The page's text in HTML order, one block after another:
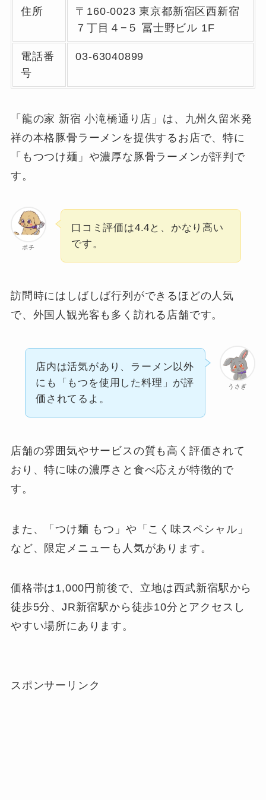
住所
〒160-0023 東京都新宿区西新宿
７丁目４−５ 冨士野ビル 1F
電話番
号
03-63040899
「龍の家 新宿 小滝橋通り店」は、九州久留米発
祥の本格豚骨ラーメンを提供するお店で、特に
「もつつけ麺」や濃厚な豚骨ラーメンが評判で
す。
ポチ
口コミ評価は4.4と、かなり高い
です。
訪問時にはしばしば行列ができるほどの人気
で、外国人観光客も多く訪れる店舗です。
うさぎ
店内は活気があり、ラーメン以外
にも「もつを使用した料理」が評
価されてるよ。
店舗の雰囲気やサービスの質も高く評価されて
おり、特に味の濃厚さと食べ応えが特徴的で
す。
また、「つけ麺 もつ」や「こく味スペシャル」
など、限定メニューも人気があります。
価格帯は1,000円前後で、立地は西武新宿駅から
徒歩5分、JR新宿駅から徒歩10分とアクセスし
やすい場所にあります。
スポンサーリンク